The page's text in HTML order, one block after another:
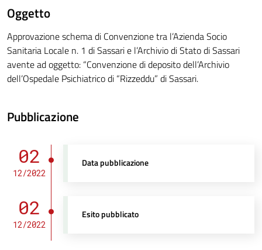
Oggetto
Approvazione schema di Convenzione tra l’Azienda Socio
Sanitaria Locale n. 1 di Sassari e l’Archivio di Stato di Sassari
avente ad oggetto: “Convenzione di deposito dell’Archivio
dell’Ospedale Psichiatrico di “Rizzeddu” di Sassari.
Pubblicazione
02
12/2022
Data pubblicazione
02
12/2022
Esito pubblicato